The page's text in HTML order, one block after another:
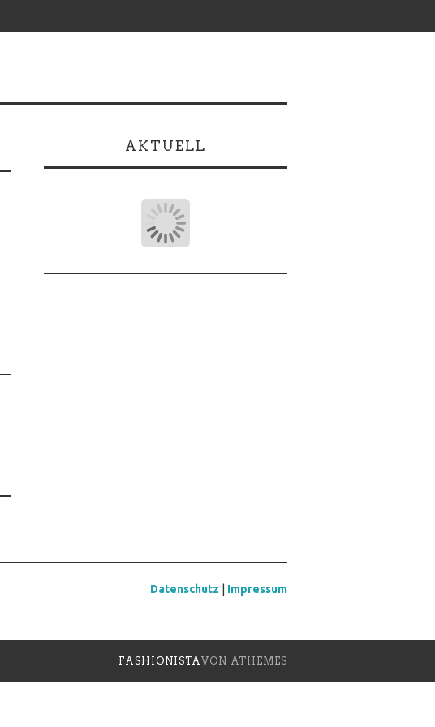
AKTUELL
Datenschutz Impressum
FASHIONISTAVON ATHEMES